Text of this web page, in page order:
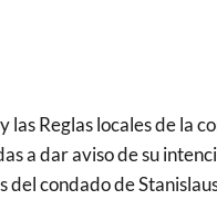
Reglas locales de la
a dar aviso de su
condado de